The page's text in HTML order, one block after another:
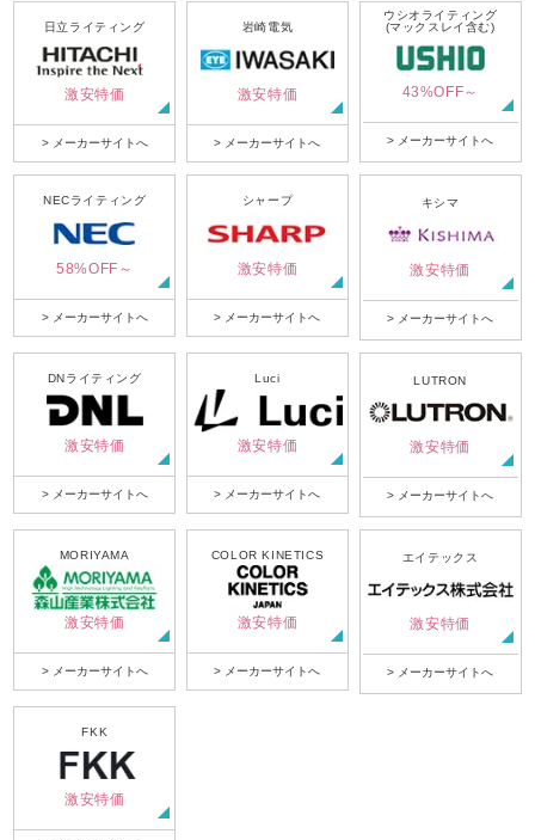
日立ライティング
激安特価
> メーカーサイトへ
岩崎電気
激安特価
> メーカーサイトへ
ウシオライティング
(マックスレイ含む)
43%OFF～
> メーカーサイトへ
NECライティング
58%OFF～
> メーカーサイトへ
シャープ
激安特価
> メーカーサイトへ
キシマ
激安特価
> メーカーサイトへ
DNライティング
激安特価
> メーカーサイトへ
Luci
激安特価
> メーカーサイトへ
LUTRON
激安特価
> メーカーサイトへ
MORIYAMA
激安特価
> メーカーサイトへ
COLOR KINETICS
激安特価
> メーカーサイトへ
エイテックス
激安特価
> メーカーサイトへ
FKK
激安特価